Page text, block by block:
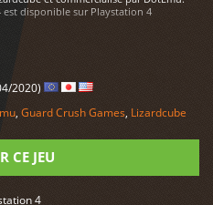
est disponible sur Playstation 4
2020)
, Guard Crush Games, Lizardcube
CE JEU
4